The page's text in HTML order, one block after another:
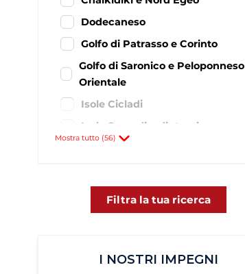
Dodecaneso
Golfo di Patrasso e Corinto
Golfo di Saronico e Peloponneso
Orientale
Isole Cicladi
Isole Sporadi e dintorni
Aigeiros- port Fanari
Atene
Mostra tutto (56)
Filtra la tua ricerca
I NOSTRI IMPEGNI